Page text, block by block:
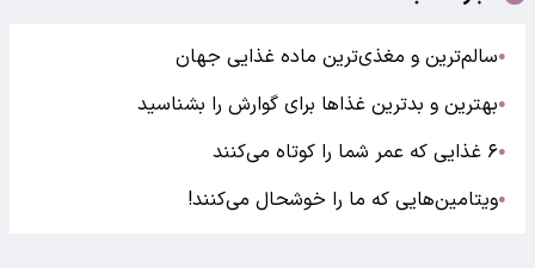
●سالم‌ترین و مغذی‌ترین ماده غذایی جهان
●بهترین و بدترین غذاها برای گوارش را بشناسید
●۶ غذایی که عمر شما را کوتاه می‌کنند
●ویتامین‌هایی که ما را خوشحال می‌کنند!